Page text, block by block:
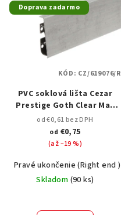
Doprava zadarmo
PVC soklová lišta Cezar
Prestige Goth Clear Mat
M256 – 75 mm, 2,5 m
od €0,61 bez DPH
od €0,75
(až –19 %)
Pravé ukončenie (Right end )
Skladom (90 ks)
KÓD: CZ/619076/R